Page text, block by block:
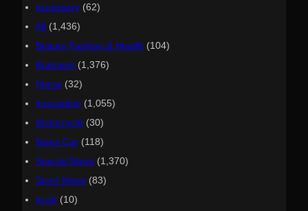
accessory (62)
All (1,436)
Beauty Fashion & Health (104)
Business (1,376)
Home (32)
Innovation (1,055)
Motorcycle (30)
News Car (118)
Special News (1,370)
Sport News (83)
truck (10)